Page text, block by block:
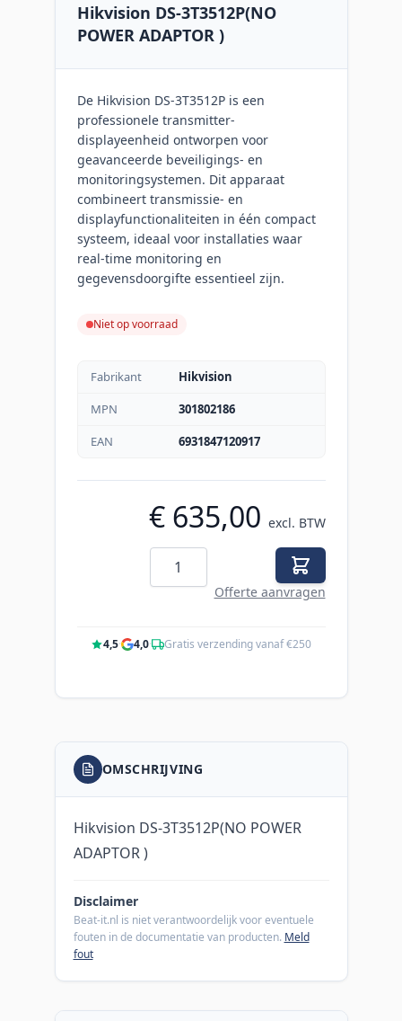
Hikvision DS-3T3512P(NO
POWER ADAPTOR )
De Hikvision DS-3T3512P is een
professionele transmitter-
displayeenheid ontworpen voor
geavanceerde beveiligings- en
monitoringsystemen. Dit apparaat
combineert transmissie- en
displayfunctionaliteiten in één compact
systeem, ideaal voor installaties waar
real-time monitoring en
gegevensdoorgifte essentieel zijn.
Niet op voorraad
Fabrikant
Hikvision
MPN
301802186
EAN
6931847120917
€ 635,00 excl. BTW
Aantal
Offerte aanvragen
4,5· 4,0· Gratis verzending vanaf €250
OMSCHRIJVING
Hikvision DS-3T3512P(NO POWER
ADAPTOR )
Disclaimer
Beat-it.nl is niet verantwoordelijk voor eventuele
fouten in de documentatie van producten. Meld
fout